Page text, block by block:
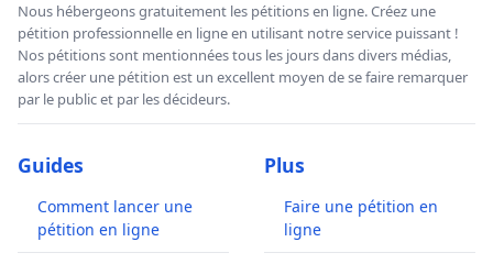
Nous hébergeons gratuitement les pétitions en ligne. Créez une
pétition professionnelle en ligne en utilisant notre service puissant !
Nos pétitions sont mentionnées tous les jours dans divers médias,
alors créer une pétition est un excellent moyen de se faire remarquer
par le public et par les décideurs.
Guides
Comment lancer une
pétition en ligne
Plus
Faire une pétition en
ligne